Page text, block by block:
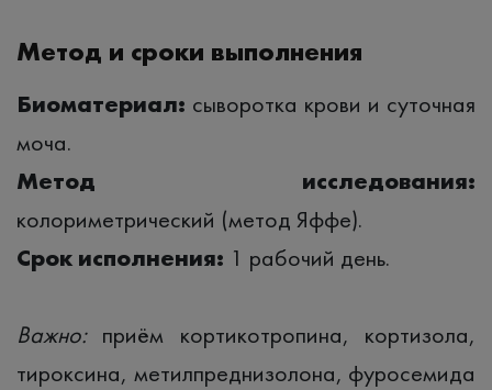
Метод и сроки выполнения
Биоматериал: сыворотка крови и суточная
моча.
Метод исследования:
колориметрический (метод Яффе).
Срок исполнения: 1 рабочий день.
Важно:приём кортикотропина, кортизола,
тироксина, метилпреднизолона, фуросемида